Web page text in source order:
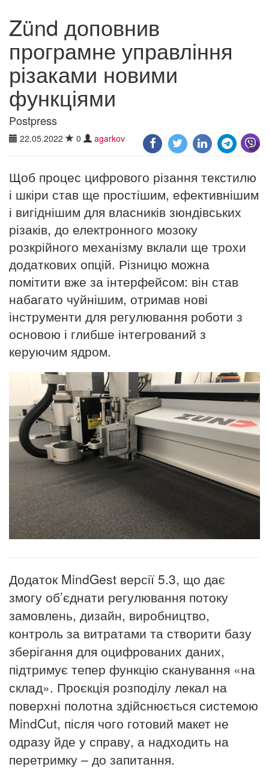
Zünd доповнив
програмне управління
різаками новими
функціями
Postpress
22.05.2022 0 agarkov
Щоб процес цифрового різання текстилю
і шкіри став ще простішим, ефективнішим
і вигіднішим для власників зюндівських
різаків, до електронного мозоку
розкрійного механізму вклали ще трохи
додаткових опцій. Різницю можна
помітити вже за інтерфейсом: він став
набагато чуйнішим, отримав нові
інструменти для регулювання роботи з
основою і глибше інтегрований з
керуючим ядром.
Додаток MindGest версії 5.3, що дає
змогу об’єднати регулювання потоку
замовлень, дизайн, виробництво,
контроль за витратами та створити базу
зберігання для оцифрованих даних,
підтримує тепер функцію сканування «на
склад». Проєкція розподілу лекал на
поверхні полотна здійснюється системою
MindCut, після чого готовий макет не
одразу йде у справу, а надходить на
перетримку – до запитання.